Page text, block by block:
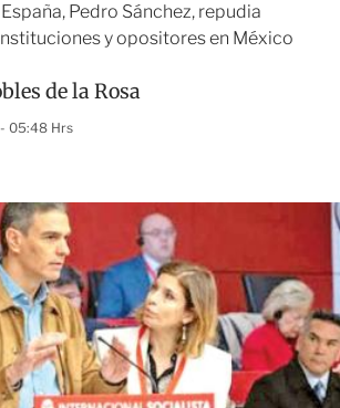
Pedro Sánchez, repudia
y opositores en México
de la Rosa
05:48 Hrs